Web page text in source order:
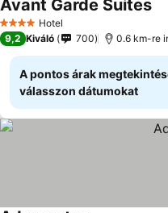
4 KategóriaHotel
Avant Garde Suites
9,2 Kiváló 700 0.6 km-re
A pontos árak
válasszon dátumokat